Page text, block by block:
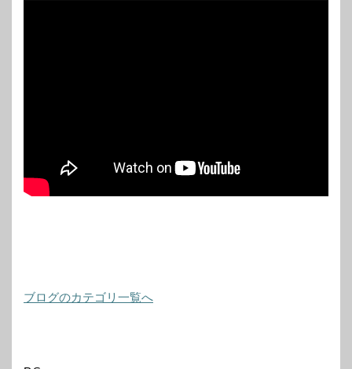
ブログのカテゴリ一覧へ